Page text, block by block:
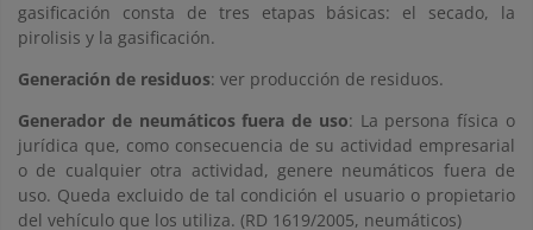
gasificación consta de tres etapas básicas: el secado, la
pirolisis y la gasificación.
Generación de residuos: ver producción de residuos.
Generador de neumáticos fuera de uso: La persona física o
jurídica que, como consecuencia de su actividad empresarial
o de cualquier otra actividad, genere neumáticos fuera de
uso. Queda excluido de tal condición el usuario o propietario
del vehículo que los utiliza. (RD 1619/2005, neumáticos)